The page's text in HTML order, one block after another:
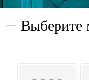
Выберите